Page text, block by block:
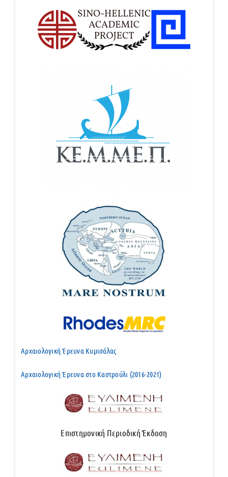
Αρχαιολογική Έρευνα Κυμισάλας
Αρχαιολογική Έρευνα στο Καστρούλι (2016-2021)
Επιστημονική Περιοδική Έκδοση